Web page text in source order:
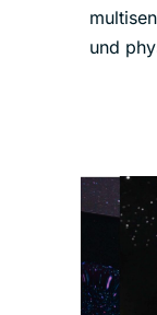
und